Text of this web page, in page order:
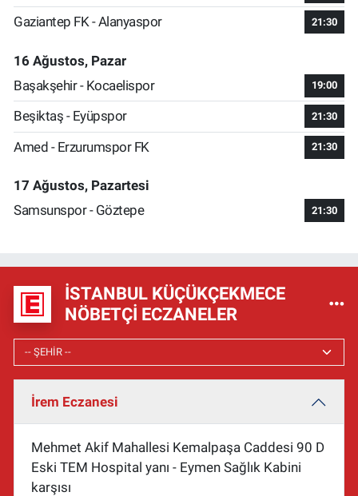
Gaziantep FK - Alanyaspor 21:30
16 Ağustos, Pazar
Başakşehir - Kocaelispor
19:00
Beşiktaş - Eyüpspor 21:30
Amed - Erzurumspor FK 21:30
17 Ağustos, Pazartesi
Samsunspor - Göztepe
21:30
İSTANBUL KÜÇÜKÇEKMECE
NÖBETÇI ECZANELER
İrem Eczanesi
Mehmet Akif Mahallesi Kemalpaşa Caddesi 90 D
Eski TEM Hospital yanı - Eymen Sağlık Kabini
karşısı